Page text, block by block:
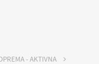
- AKTIVNA